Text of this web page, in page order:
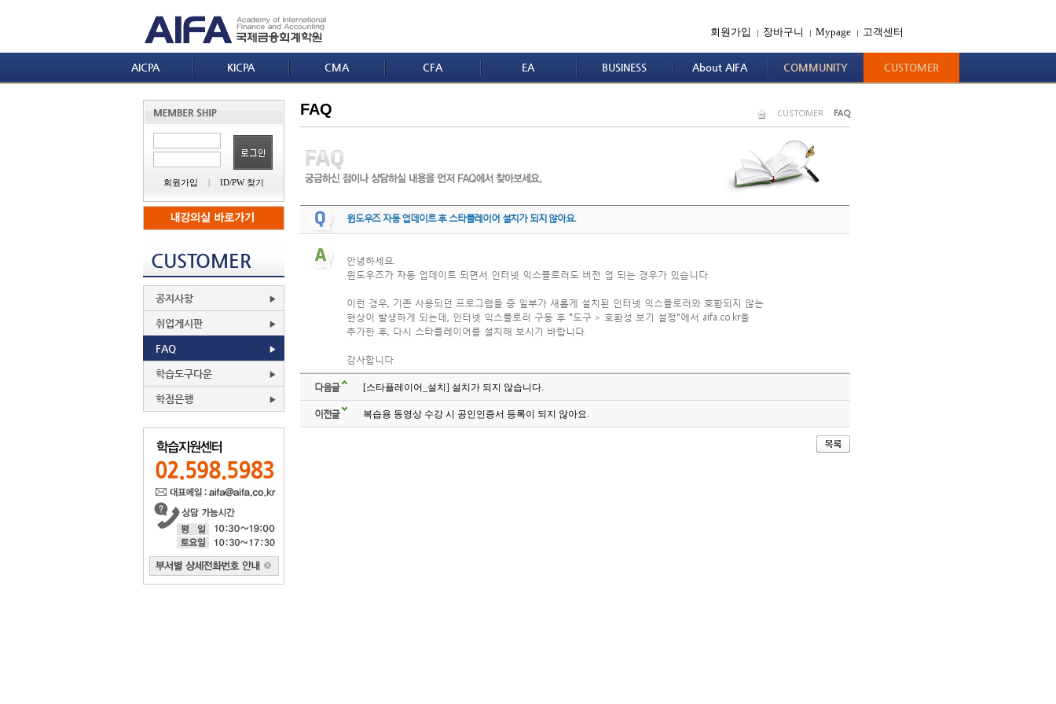
회원가입 | 장바구니 | Mypage | 고객센터
AICPA KICPA CMA CFA EA BUSINESS About AIFA COMMUNITY CUSTOMER
회원가입 | ID/PW 찾기
CUSTOMER
공지사항
취업게시판
FAQ
학습도구다운
학점은행
FAQ CUSTOMER FAQ
윈도우즈 자동 업데이트 후 스타플레이어 설치가 되지 않아요.
안녕하세요.
윈도우즈가 자동 업데이트 되면서 인터넷 익스플로러도 버전 업 되는 경우가 있습니다.
이런 경우, 기존 사용되던 프로그램들 중 일부가 새롭게 설치된 인터넷 익스플로러와 호환되지 않는
현상이 발생하게 되는데, 인터넷 익스플로러 구동 후 "도구 > 호환성 보기 설정"에서 aifa.co.kr을
추가한 후, 다시 스타플레이어를 설치해 보시기 바랍니다.
감사합니다.
다음글 [스타플레이어_설치] 설치가 되지 않습니다.
이전글 복습용 동영상 수강 시 공인인증서 등록이 되지 않아요.